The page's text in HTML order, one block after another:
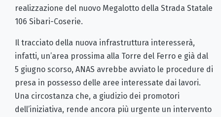
realizzazione del nuovo Megalotto della Strada Statale
106 Sibari-Coserie.
Il tracciato della nuova infrastruttura interesserà,
infatti, un’area prossima alla Torre del Ferro e già dal
5 giugno scorso, ANAS avrebbe avviato le procedure di
presa in possesso delle aree interessate dai lavori.
Una circostanza che, a giudizio dei promotori
dell’iniziativa, rende ancora più urgente un intervento